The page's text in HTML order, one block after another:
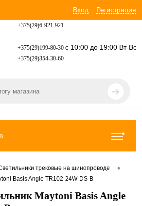
Вход Регистрация
+375(29)6-921-921
+375(29)199-80-30 с 10:00 до 19:00 Вт-Вс
+375(29)354-30-60
трековые на шинопроводе •
Basis Angle TR102-24W-DS-B
Maytoni Basis Angle